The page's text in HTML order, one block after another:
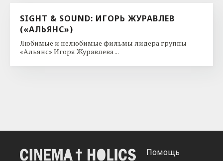
SIGHT & SOUND: ИГОРЬ ЖУРАВЛЕВ
(«АЛЬЯНС»)
Любимые и нелюбимые фильмы лидера группы
«Альянс» Игоря Журавлева ...
Помощь